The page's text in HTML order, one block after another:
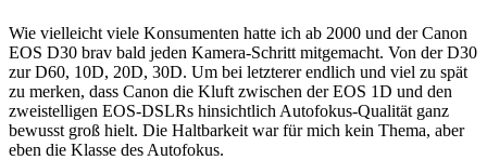
Wie vielleicht viele Konsumenten hatte ich ab 2000 und der Canon
EOS D30 brav bald jeden Kamera-Schritt mitgemacht. Von der D30
zur D60, 10D, 20D, 30D. Um bei letzterer endlich und viel zu spät
zu merken, dass Canon die Kluft zwischen der EOS 1D und den
zweistelligen EOS-DSLRs hinsichtlich Autofokus-Qualität ganz
bewusst groß hielt. Die Haltbarkeit war für mich kein Thema, aber
eben die Klasse des Autofokus.